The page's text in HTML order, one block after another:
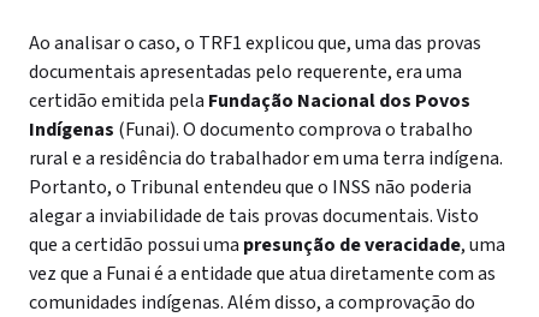
Ao analisar o caso, o TRF1 explicou que, uma das provas
documentais apresentadas pelo requerente, era uma
certidão emitida pela Fundação Nacional dos Povos
Indígenas (Funai). O documento comprova o trabalho
rural e a residência do trabalhador em uma terra indígena.
Portanto, o Tribunal entendeu que o INSS não poderia
alegar a inviabilidade de tais provas documentais. Visto
que a certidão possui uma presunção de veracidade, uma
vez que a Funai é a entidade que atua diretamente com as
comunidades indígenas. Além disso, a comprovação do